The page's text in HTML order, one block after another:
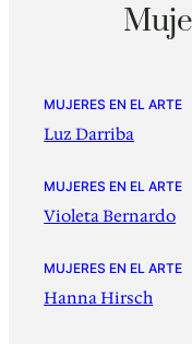
MUJERES EN EL ARTE
Luz Darriba
MUJERES EN EL ARTE
Violeta Bernardo
MUJERES EN EL ARTE
Hanna Hirsch